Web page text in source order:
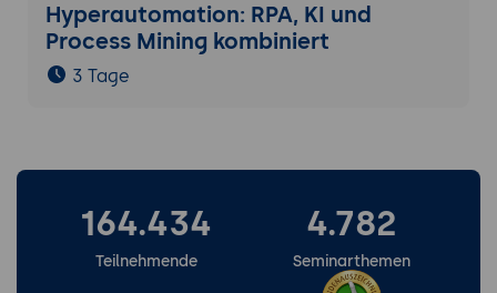
Hyperautomation: RPA, KI und
Process Mining kombiniert
3 Tage
164.434
Teilnehmende
4.782
Seminarthemen